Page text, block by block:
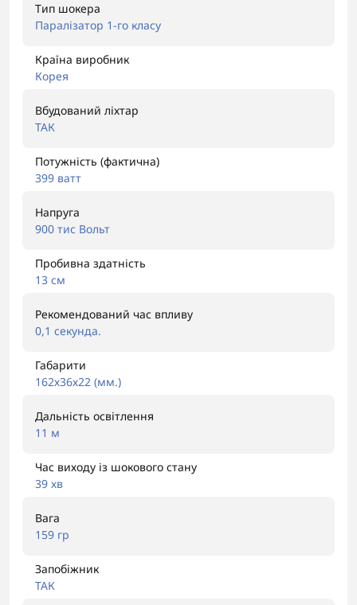
Тип шокера
Паралізатор 1-го класу
Країна виробник
Корея
Вбудований ліхтар
ТАК
Потужність (фактична)
399 ватт
Напруга
900 тис Вольт
Пробивна здатність
13 см
Рекомендований час впливу
0,1 секунда.
Габарити
162х36х22 (мм.)
Дальність освітлення
11 м
Час виходу із шокового стану
39 хв
Вага
159 гр
Запобіжник
ТАК